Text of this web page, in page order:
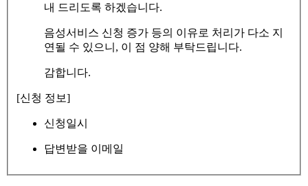
내 드리도록 하겠습니다.
음성서비스 신청 증가 등의 이유로 처리가 다소 지
연될 수 있으니, 이 점 양해 부탁드립니다.
감합니다.
[신청 정보]
신청일시
답변받을 이메일